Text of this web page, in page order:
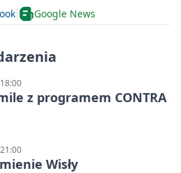
Google News
z programem CONTRA
Wisły